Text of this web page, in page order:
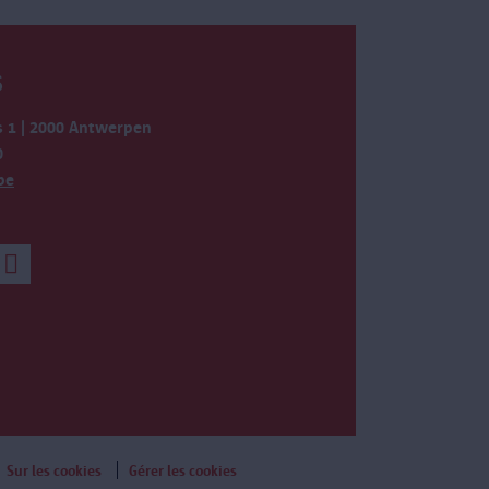
1 | 2000 Antwerpen
Sur les cookies Gérer les cookies